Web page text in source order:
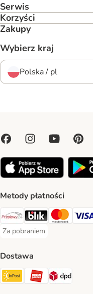
Serwis
Korzyści
Zakupy
Wybierz kraj
Polska / pl
Metody płatności
Przelewy24 Payment Method
Blik Payment Method
MasterCard
Visa
Za pobraniem
Za pobraniem Payment
Dostawa
Paczkomat® Shipping
ORLENDPD